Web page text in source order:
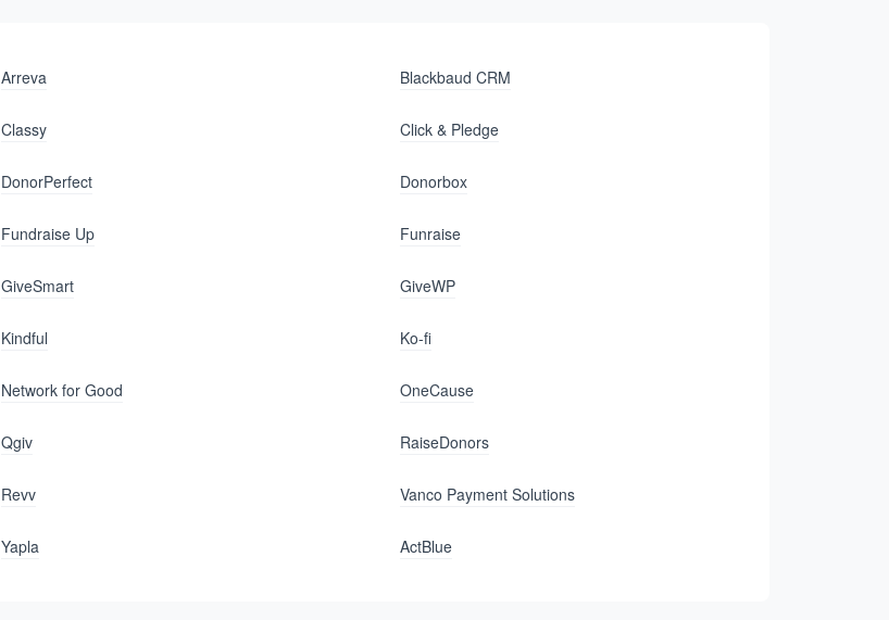
Arreva Blackbaud CRM
Classy Click & Pledge
DonorPerfect Donorbox
Fundraise Up Funraise
GiveSmart GiveWP
Kindful Ko-fi
Network for Good OneCause
Qgiv RaiseDonors
Revv Vanco Payment Solutions
Yapla ActBlue